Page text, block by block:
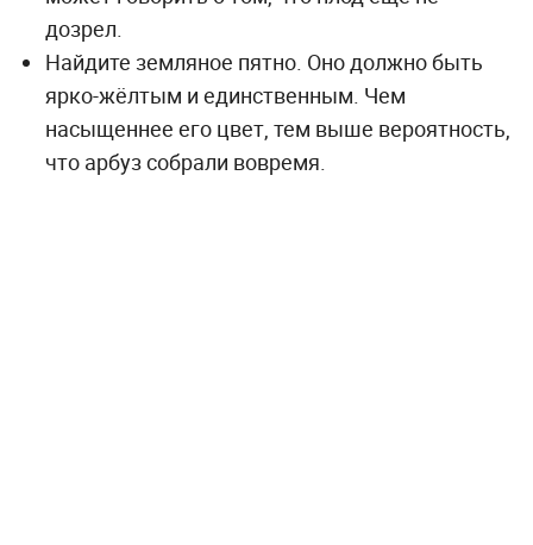
дозрел.
Найдите земляное пятно. Оно должно быть
ярко-жёлтым и единственным. Чем
насыщеннее его цвет, тем выше вероятность,
что арбуз собрали вовремя.